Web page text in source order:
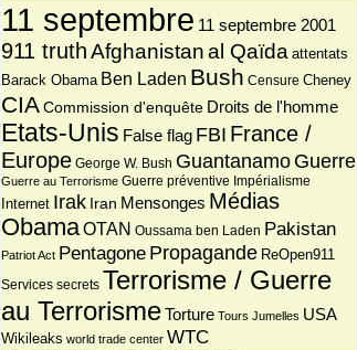
11 septembre 11 septembre 2001
911 truthAfghanistanal Qaïda attentats
Barack Obama Ben Laden Bush Censure Cheney
CIA Commission d'enquête Droits de l'homme
Etats-Unis False flag FBI France /
Europe George W. Bush Guantanamo Guerre
Guerre au Terrorisme Guerre préventive Impérialisme
Internet Irak Iran Mensonges Médias
ObamaOTAN Oussama ben Laden Pakistan
Patriot Act Pentagone Propagande ReOpen911
Services secrets Terrorisme / Guerre
au TerrorismeTorture Tours Jumelles USA
Wikileaks world trade center WTC